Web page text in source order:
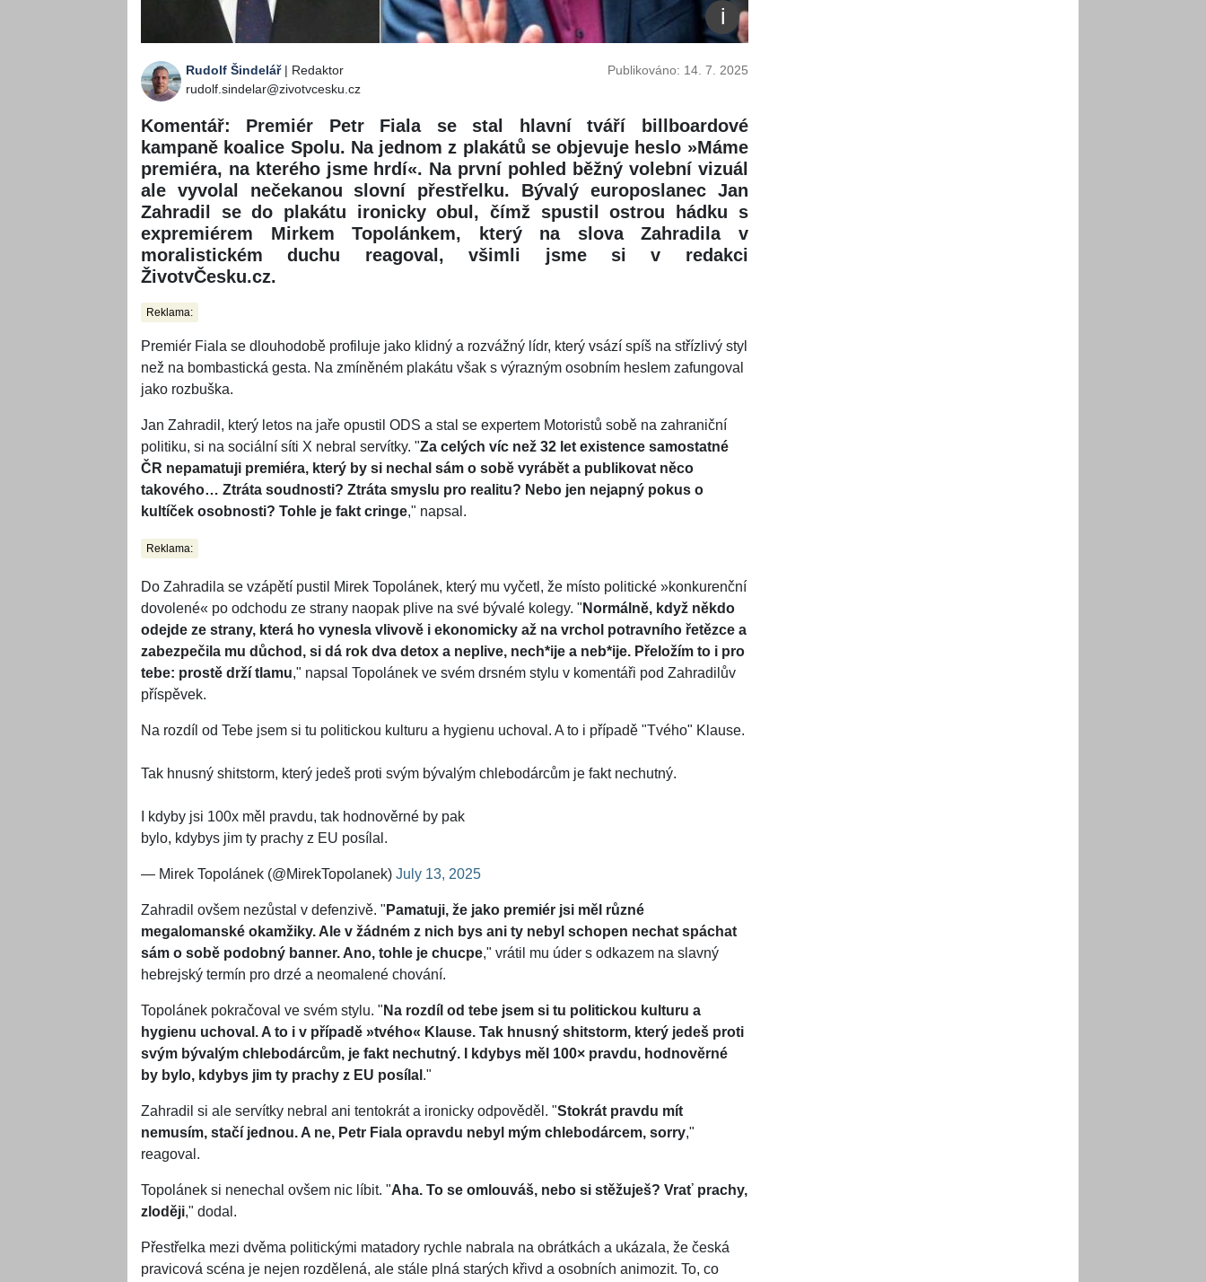
Rudolf Šindelář| Redaktor
rudolf.sindelar@zivotvcesku.cz
Publikováno: 14. 7. 2025
Komentář: Premiér Petr Fiala se stal hlavní tváří billboardové
kampaně koalice Spolu. Na jednom z plakátů se objevuje heslo »Máme
premiéra, na kterého jsme hrdí«. Na první pohled běžný volební vizuál
ale vyvolal nečekanou slovní přestřelku. Bývalý europoslanec Jan
Zahradil se do plakátu ironicky obul, čímž spustil ostrou hádku s
expremiérem Mirkem Topolánkem, který na slova Zahradila v
moralistickém duchu reagoval, všimli jsme si v redakci
ŽivotvČesku.cz.
Reklama:
Premiér Fiala se dlouhodobě profiluje jako klidný a rozvážný lídr, který vsází spíš na střízlivý styl
než na bombastická gesta. Na zmíněném plakátu však s výrazným osobním heslem zafungoval
jako rozbuška.
Jan Zahradil, který letos na jaře opustil ODS a stal se expertem Motoristů sobě na zahraniční
politiku, si na sociální síti X nebral servítky. "Za celých víc než 32 let existence samostatné
ČR nepamatuji premiéra, který by si nechal sám o sobě vyrábět a publikovat něco
takového… Ztráta soudnosti? Ztráta smyslu pro realitu? Nebo jen nejapný pokus o
kultíček osobnosti? Tohle je fakt cringe," napsal.
Reklama:
Do Zahradila se vzápětí pustil Mirek Topolánek, který mu vyčetl, že místo politické »konkurenční
dovolené« po odchodu ze strany naopak plive na své bývalé kolegy. " Normálně, když někdo
odejde ze strany, která ho vynesla vlivově i ekonomicky až na vrchol potravního řetězce a
zabezpečila mu důchod, si dá rok dva detox a neplive, nech*ije a neb*ije. Přeložím to i pro
tebe: prostě drží tlamu," napsal Topolánek ve svém drsném stylu v komentáři pod Zahradilův
příspěvek.
Na rozdíl od Tebe jsem si tu politickou kulturu a hygienu uchoval. A to i případě "Tvého" Klause.
Tak hnusný shitstorm, který jedeš proti svým bývalým chlebodárcům je fakt nechutný.
I kdyby jsi 100x měl pravdu, tak hodnověrné by pak
bylo, kdybys jim ty prachy z EU posílal.
— Mirek Topolánek (@MirekTopolanek) July 13, 2025
Zahradil ovšem nezůstal v defenzivě. " Pamatuji, že jako premiér jsi měl různé
megalomanské okamžiky. Ale v žádném z nich bys ani ty nebyl schopen nechat spáchat
sám o sobě podobný banner. Ano, tohle je chucpe," vrátil mu úder s odkazem na slavný
hebrejský termín pro drzé a neomalené chování.
Topolánek pokračoval ve svém stylu. " Na rozdíl od tebe jsem si tu politickou kulturu a
hygienu uchoval. A to i v případě »tvého« Klause. Tak hnusný shitstorm, který jedeš proti
svým bývalým chlebodárcům, je fakt nechutný. I kdybys měl 100× pravdu, hodnověrné
by bylo, kdybys jim ty prachy z EU posílal ."
Zahradil si ale servítky nebral ani tentokrát a ironicky odpověděl. "Stokrát pravdu mít
nemusím, stačí jednou. A ne, Petr Fiala opravdu nebyl mým chlebodárcem, sorry,"
reagoval.
Topolánek si nenechal ovšem nic líbit. "Aha. To se omlouváš, nebo si stěžuješ? Vrať prachy,
zloději," dodal.
Přestřelka mezi dvěma politickými matadory rychle nabrala na obrátkách a ukázala, že česká
pravicová scéna je nejen rozdělená, ale stále plná starých křivd a osobních animozit. To, co